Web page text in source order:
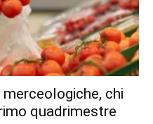
chi
quadrimestre